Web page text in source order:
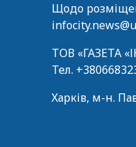
Щодо
ТОВ «ГАЗЕТА
Тел.
Харків, м-н.